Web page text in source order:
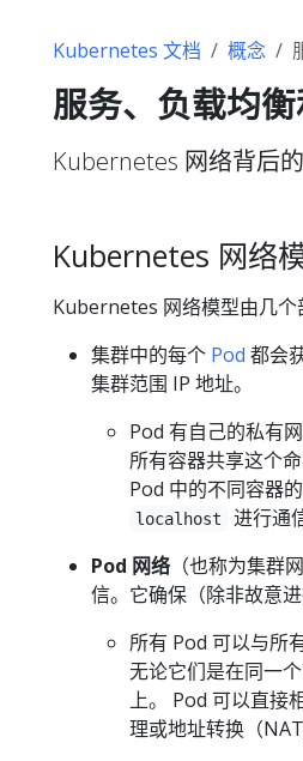
Kubernetes 文档 概念
服务、负载均
Kubernetes 网络背后的
Kubernetes 网络
Kubernetes 网络模型由几个
集群中的每个 Pod 都会
集群范围 IP 地址。
Pod 有自己的私有
所有容器共享这个
Pod 中的不同容器
localhost
进行通
Pod 网络 （也称为集群
信。它确保（除非故意进
所有 Pod 可以与所
无论它们是在同一个
上。 Pod 可以直接
理或地址转换（NAT